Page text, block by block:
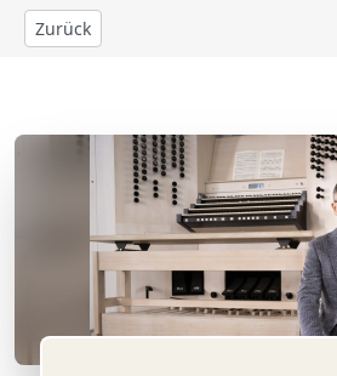
Zurück